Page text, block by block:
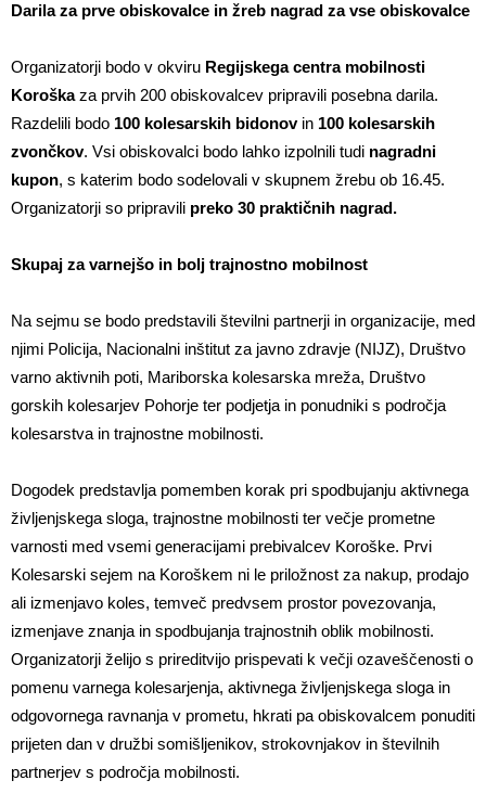
Darila za prve obiskovalce in žreb nagrad za vse obiskovalce
Organizatorji bodo v okviru Regijskega centra mobilnosti
Koroškaza prvih 200 obiskovalcev pripravili posebna darila.
Razdelili bodo 100 kolesarskih bidonovin 100 kolesarskih
zvončkov. Vsi obiskovalci bodo lahko izpolnili tudi nagradni
kupon, s katerim bodo sodelovali v skupnem žrebu ob 16.45.
Organizatorji so pripravili preko 30 praktičnih nagrad.
Skupaj za varnejšo in bolj trajnostno mobilnost
Na sejmu se bodo predstavili številni partnerji in organizacije, med
njimi Policija, Nacionalni inštitut za javno zdravje (NIJZ), Društvo
varno aktivnih poti, Mariborska kolesarska mreža, Društvo
gorskih kolesarjev Pohorje ter podjetja in ponudniki s področja
kolesarstva in trajnostne mobilnosti.
Dogodek predstavlja pomemben korak pri spodbujanju aktivnega
življenjskega sloga, trajnostne mobilnosti ter večje prometne
varnosti med vsemi generacijami prebivalcev Koroške. Prvi
Kolesarski sejem na Koroškem ni le priložnost za nakup, prodajo
ali izmenjavo koles, temveč predvsem prostor povezovanja,
izmenjave znanja in spodbujanja trajnostnih oblik mobilnosti.
Organizatorji želijo s prireditvijo prispevati k večji ozaveščenosti o
pomenu varnega kolesarjenja, aktivnega življenjskega sloga in
odgovornega ravnanja v prometu, hkrati pa obiskovalcem ponuditi
prijeten dan v družbi somišljenikov, strokovnjakov in številnih
partnerjev s področja mobilnosti.